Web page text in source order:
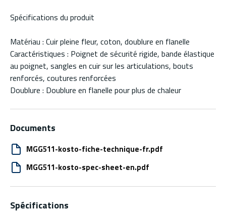
Spécifications du produit
Matériau : Cuir pleine fleur, coton, doublure en flanelle
Caractéristiques : Poignet de sécurité rigide, bande élastique
au poignet, sangles en cuir sur les articulations, bouts
renforcés, coutures renforcées
Doublure : Doublure en flanelle pour plus de chaleur
Documents
MGG511-kosto-fiche-technique-fr.pdf
MGG511-kosto-spec-sheet-en.pdf
Spécifications